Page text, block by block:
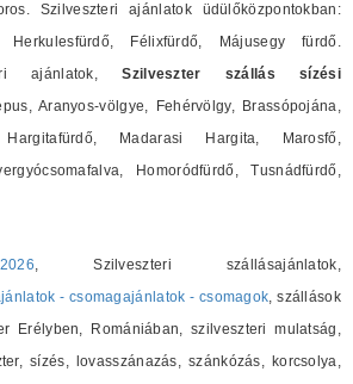
Szilveszteri ajánlatok üdülőközpontokban:
Herkulesfürdő, Félixfürdő, Májusegy fürdő.
ajánlatok,Szilveszter szállás sízési
Aranyos-völgye, Fehérvölgy, Brassópojána,
Madarasi Hargita, Marosfő,
Homoródfürdő, Tusnádfürdő,
, Szilveszteri szállásajánlatok,
- csomagajánlatok - csomagok, szállások
Erélyben, Romániában, szilveszteri mulatság,
sízés, lovasszánazás, szánkózás, korcsolya,